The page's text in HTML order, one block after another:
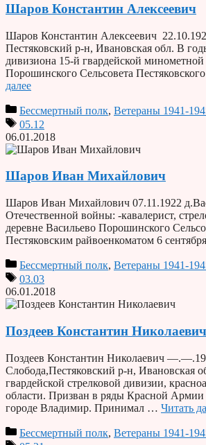
Шаров Константин Алексеевич
Шаров Константин Алексеевич
Пестяковский р-н, Ивановская обл. В
дивизиона 15-й гвардейской
Порошинского Сельсовета
далее
Бессмертный полк, Ветераны 1941-
05.12
06.01.2018
Шаров Иван Михайлович
Шаров Иван Михайлович 07.11.1922
Отечественной войны: -кавалерист,
деревне Васильево Порошинского
Пестяковским райвоенкоматом 6
Бессмертный полк, Ветераны 1941-
03.03
06.01.2018
Поздеев Константин Николаевич
Поздеев Константин Николаевич
Слобода,Пестяковский р-н, Ивановская
гвардейской стрелковой дивизии,
области. Призван в ряды Красной Армии
городе Владимир. Принимал … Читать
Бессмертный полк, Ветераны 1941-